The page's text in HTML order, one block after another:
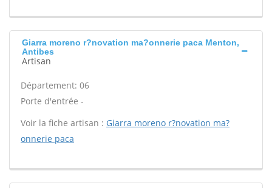
Giarra moreno r?novation ma?onnerie paca Menton,
Antibes
Artisan
Département: 06
Porte d'entrée -
Voir la fiche artisan : Giarra moreno r?novation ma?
onnerie paca